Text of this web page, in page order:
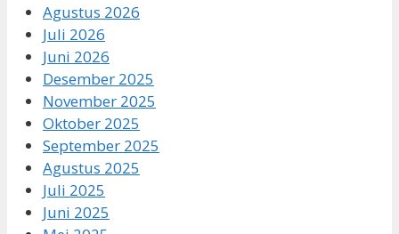
Agustus 2026
Juli 2026
Juni 2026
Desember 2025
November 2025
Oktober 2025
September 2025
Agustus 2025
Juli 2025
Juni 2025